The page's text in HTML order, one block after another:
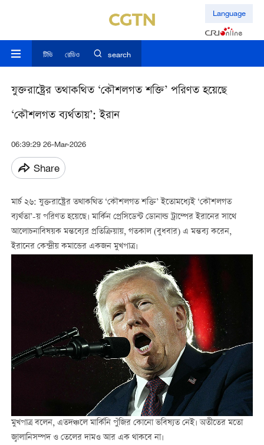
Language
টিভি রেডিও search
যুক্তরাষ্ট্রের তথাকথিত ‘কৌশলগত শক্তি’ পরিণত হয়েছে
‘কৌশলগত ব্যর্থতায়’: ইরান
06:39:29 26-Mar-2026
Share
মার্চ ২৬: যুক্তরাষ্ট্রের তথাকথিত ‘কৌশলগত শক্তি’ ইতোমধ্যেই ‘কৌশলগত
ব্যর্থতা’-য় পরিণত হয়েছে। মার্কিন প্রেসিডেন্ট ডোনাল্ড ট্রাম্পের ইরানের সাথে
আলোচনাবিষয়ক মন্তব্যের প্রতিক্রিয়ায়, গতকাল (বুধবার) এ মন্তব্য করেন,
ইরানের কেন্দ্রীয় কমান্ডের একজন মুখপাত্র।
মুখপাত্র বলেন, এতদঞ্চলে মার্কিনি পুঁজির কোনো ভবিষ্যত নেই। অতীতের মতো
জ্বালানিসম্পদ ও তেলের দামও আর এক থাকবে না।